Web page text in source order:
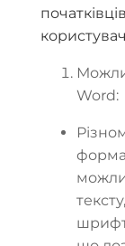
Word: